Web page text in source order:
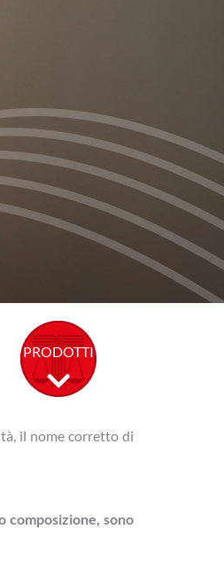
PRODOTTI
il nome corretto di
composizione, sono